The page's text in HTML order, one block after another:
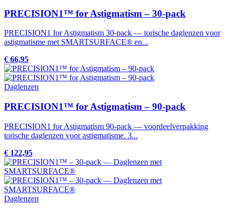
PRECISION1™ for Astigmatism – 30-pack
PRECISION1 for Astigmatism 30-pack — torische daglenzen voor
astigmatisme met SMARTSURFACE® en...
€ 66,95
Daglenzen
PRECISION1™ for Astigmatism – 90-pack
PRECISION1 for Astigmatism 90-pack — voordeelverpakking
torische daglenzen voor astigmatisme. 3...
€ 122,95
Daglenzen